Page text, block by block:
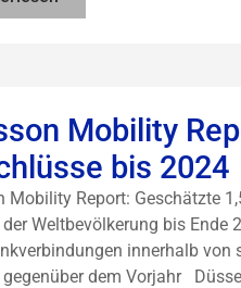
Mobility
bis 2024
Mobility Report: Geschätzte
Weltbevölkerung bis Ende
innerhalb von
gegenüber dem Vorjahr